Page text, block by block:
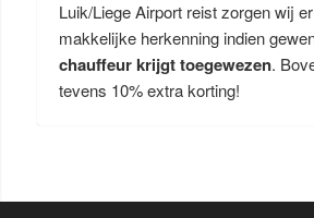
Luik/Liege Airport reist zorgen wij
makkelijke herkenning indien
chauffeur krijgt toegewezen.
tevens 10% extra korting!